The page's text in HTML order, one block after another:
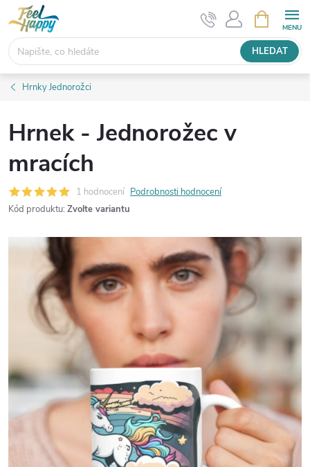
Přejít
na
obsah
HLEDAT
NÁKUPNÍ
KOŠÍK
Hrnky Jednorožci
Hrnek - Jednorožec v
mracích
1 hodnocení Podrobnosti hodnocení
Kód produktu: Zvolte variantu